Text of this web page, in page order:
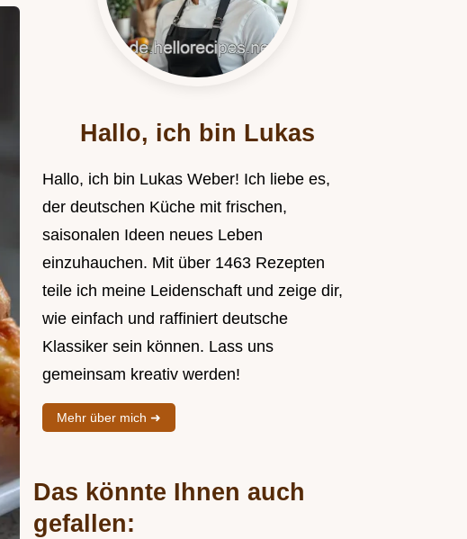
Hallo, ich bin Lukas
Hallo, ich bin Lukas Weber! Ich liebe es,
der deutschen Küche mit frischen,
saisonalen Ideen neues Leben
einzuhauchen. Mit über 1463 Rezepten
teile ich meine Leidenschaft und zeige dir,
wie einfach und raffiniert deutsche
Klassiker sein können. Lass uns
gemeinsam kreativ werden!
Mehr über mich ➜
Das könnte Ihnen auch
gefallen: